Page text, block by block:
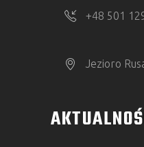
+48 501
Jezioro